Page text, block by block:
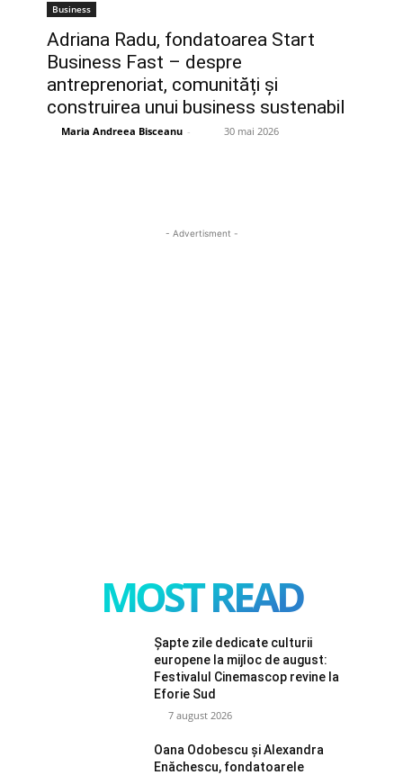
Business
Adriana Radu, fondatoarea Start
Business Fast – despre
antreprenoriat, comunități și
construirea unui business sustenabil
Maria Andreea Bisceanu - 30 mai 2026
- Advertisment -
MOST READ
Șapte zile dedicate culturii
europene la mijloc de august:
Festivalul Cinemascop revine la
Eforie Sud
7 august 2026
Oana Odobescu și Alexandra
Enăchescu, fondatoarele